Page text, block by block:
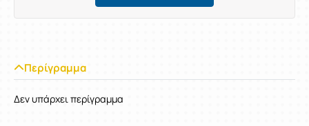
Περίγραμμα
Δεν υπάρχει περίγραμμα